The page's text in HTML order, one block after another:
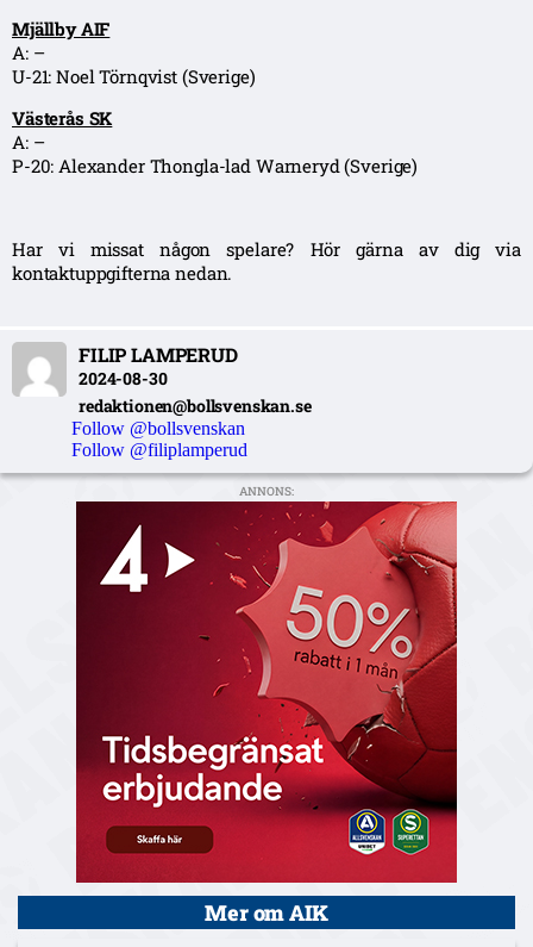
Mjällby AIF
A: –
U-21: Noel Törnqvist (Sverige)
Västerås SK
A: –
P-20: Alexander Thongla-lad Warneryd (Sverige)
Har vi missat någon spelare? Hör gärna av dig via
kontaktuppgifterna nedan.
FILIP LAMPERUD
2024-08-30
redaktionen@bollsvenskan.se
Follow @bollsvenskan
Follow @filiplamperud
ANNONS:
Mer om AIK